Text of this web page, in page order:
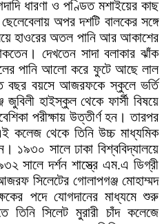
ধারণা ও পণ্ডিত মশাইয়ের কাছ
অপর দশটি বালকের সঙ্গে
হাওরের অতল পানি আর আকাশের
দেখতেন সাদা বলাকার ঝাঁক
পানি আলো করে ফুটে আছে লাল
বছর বয়সে আজরফকে স্কুলে ভর্তি
জুবিলী হাইস্কুল থেকে ফার্সী বিষয়ে
পরীক্ষায় উত্তীর্ণ হন। তারপর
কলেজ থেকে তিনি উচ্চ মাধ্যমিক
১৯৩০ সালে ঢাকা বিশ্ববিদ্যালয়ে
সালে দর্শন শাস্ত্রে এম.এ ডিগ্রী
সিলেটের গোলাপগঞ্জ মোহাম্মদ
পদে যোগদানের মাধ্যমে শুরু
তিনি সিলেট মুরারী চাঁদ কলেজে